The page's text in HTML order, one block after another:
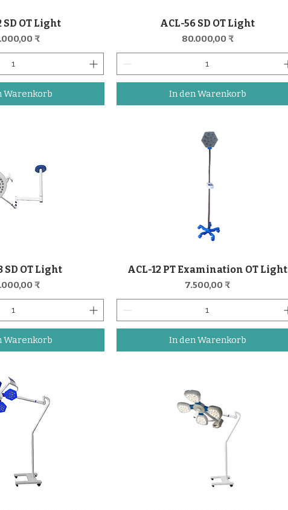
SD OT Light
₹
Warenkorb
Schnellansicht
ACL-56 SD OT Light
Preis
80.000,00 ₹
In den Warenkorb
SD OT Light
₹
Warenkorb
Schnellansicht
ACL-12 PT Examination OT Light
Preis
7.500,00 ₹
In den Warenkorb